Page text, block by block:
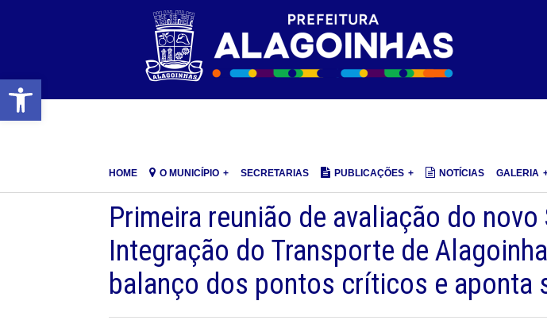
Barra de Ferramentas Aberta
HOME O MUNICÍPIO SECRETARIAS PUBLICAÇÕES NOTÍCIAS GALERIA
Primeira reunião de avaliação do novo
Integração do Transporte de
balanço dos pontos críticos e aponta